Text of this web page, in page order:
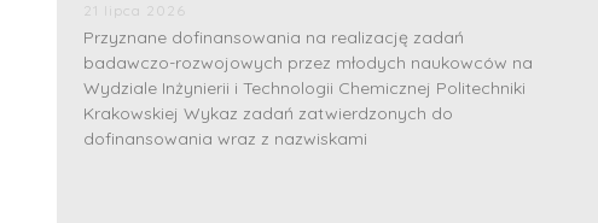
21 lipca 2026
Przyznane dofinansowania na realizację zadań
badawczo-rozwojowych przez młodych naukowców na
Wydziale Inżynierii i Technologii Chemicznej Politechniki
Krakowskiej Wykaz zadań zatwierdzonych do
dofinansowania wraz z nazwiskami